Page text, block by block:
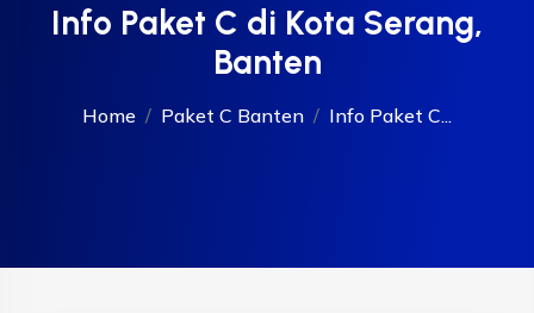
Info Paket C di Kota Serang,
Banten
Home Paket C Banten Info Paket C...